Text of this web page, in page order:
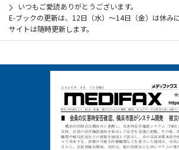
いつもご愛読ありがとうございます。
E-ブックの更新は、12日（水）～14日（金）は休み
サイトは随時更新します。